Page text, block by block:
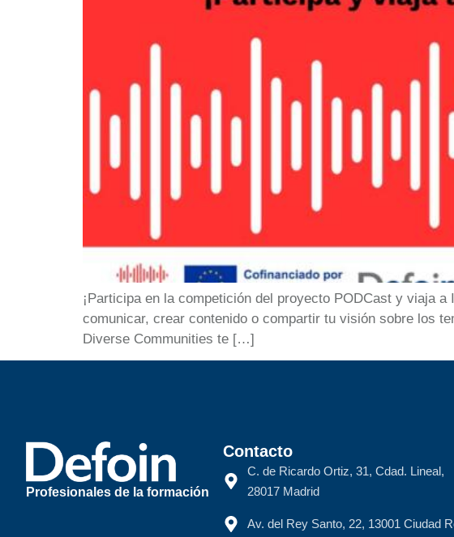
¡Participa en la competición del proyecto PODCast y viaja
comunicar, crear contenido o compartir tu visión sobre los
Diverse Communities te […]
Profesionales de la formación
Contacto
C. de Ricardo Ortiz, 31, Cdad. Lineal,
28017 Madrid
Av. del Rey Santo, 22, 13001 Ciudad